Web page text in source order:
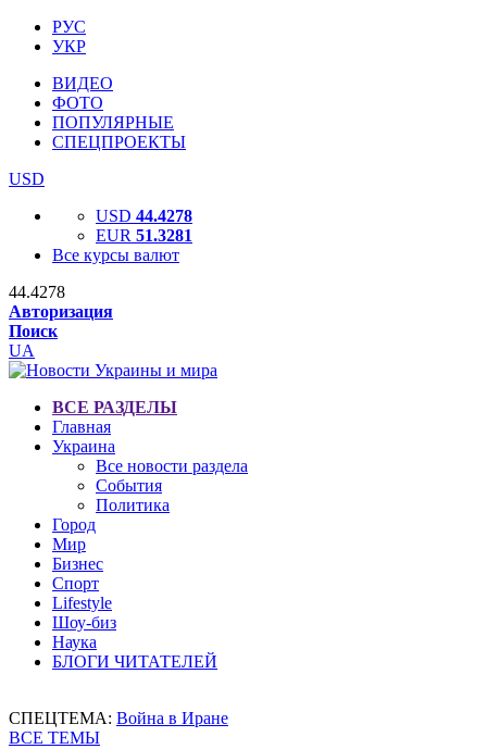
РУС
УКР
ВИДЕО
ФОТО
ПОПУЛЯРНЫЕ
СПЕЦПРОЕКТЫ
USD
USD 44.4278
EUR 51.3281
Все курсы валют
44.4278
Авторизация
Поиск
UA
ВСЕ РАЗДЕЛЫ
Главная
Украина
Все новости раздела
События
Политика
Город
Мир
Бизнес
Спорт
Lifestyle
Шоу-биз
Наука
БЛОГИ ЧИТАТЕЛЕЙ
СПЕЦТЕМА: Война в Иране
ВСЕ ТЕМЫ